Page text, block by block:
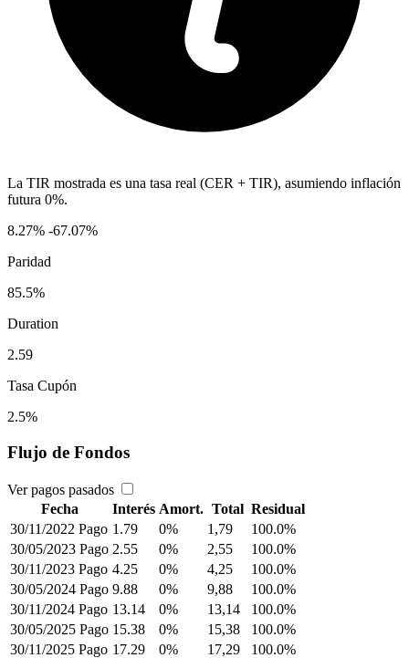
La TIR mostrada es una tasa real (CER + TIR), asumiendo inflación
futura 0%.
8.27% -67.07%
Paridad
85.5%
Duration
2.59
Tasa Cupón
2.5%
Flujo de Fondos
Ver pagos pasados
Fecha
Interés Amort. Total Residual
30/11/2022 Pago 1.79 0% 1,79
100.0%
30/05/2023 Pago 2.55 0% 2,55
100.0%
30/11/2023 Pago 4.25 0% 4,25
100.0%
30/05/2024 Pago 9.88 0% 9,88
100.0%
30/11/2024 Pago 13.14 0% 13,14
100.0%
30/05/2025 Pago 15.38 0% 15,38
100.0%
30/11/2025 Pago 17.29 0% 17,29
100.0%